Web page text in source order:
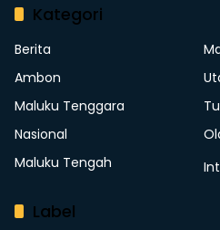
Kategori
Berita
Ambon
Maluku Tenggara
Nasional
Maluku Tengah
Label